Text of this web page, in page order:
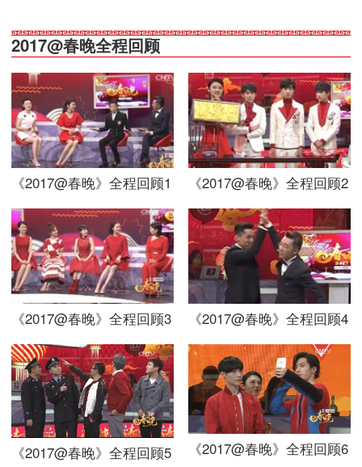
2017@春晚全程回顾
《2017@春晚》全程回顾1 《2017@春晚》全程回顾2
《2017@春晚》全程回顾3 《2017@春晚》全程回顾4
《2017@春晚》全程回顾5 《2017@春晚》全程回顾6